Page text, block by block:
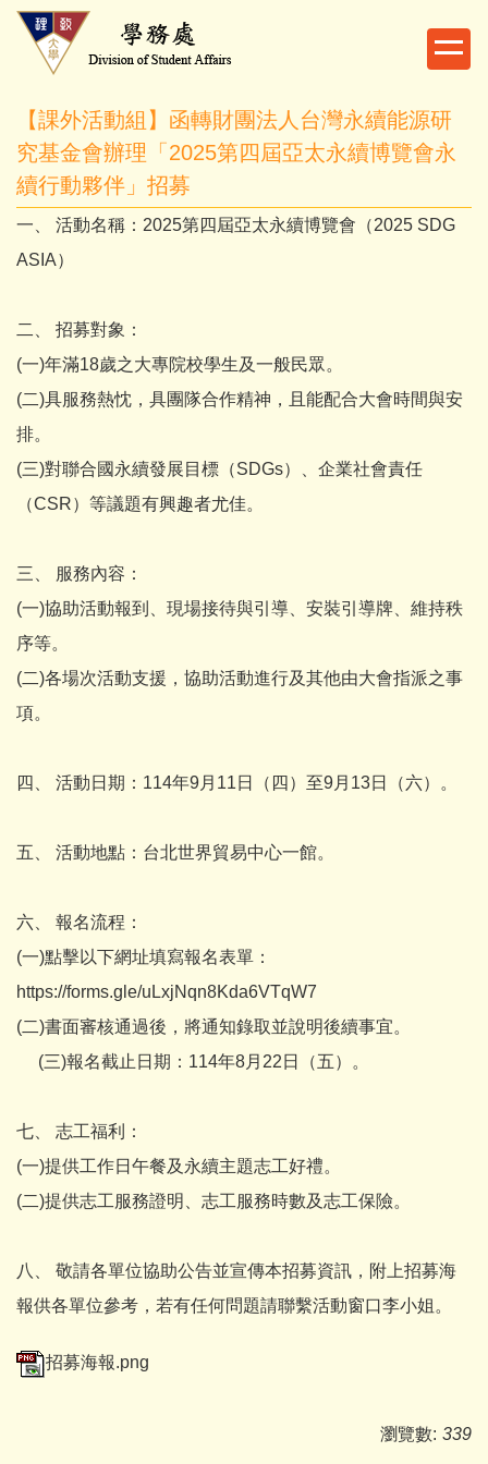
跳
容
區
【課外活動組】函轉財團法人台灣永續能源研
究基金會辦理「2025第四屆亞太永續博覽會永
續行動夥伴」招募
一、 活動名稱：2025第四屆亞太永續博覽會（2025 SDG
ASIA）
二、 招募對象：
(一)年滿18歲之大專院校學生及一般民眾。
(二)具服務熱忱，具團隊合作精神，且能配合大會時間與安
排。
(三)對聯合國永續發展目標（SDGs）、企業社會責任
（CSR）等議題有興趣者尤佳。
三、 服務內容：
(一)協助活動報到、現場接待與引導、安裝引導牌、維持秩
序等。
(二)各場次活動支援，協助活動進行及其他由大會指派之事
項。
四、 活動日期：114年9月11日（四）至9月13日（六）。
五、 活動地點：台北世界貿易中心一館。
六、 報名流程：
(一)點擊以下網址填寫報名表單：
https://forms.gle/uLxjNqn8Kda6VTqW7
(二)書面審核通過後，將通知錄取並說明後續事宜。
(三)報名截止日期：114年8月22日（五）。
七、 志工福利：
(一)提供工作日午餐及永續主題志工好禮。
(二)提供志工服務證明、志工服務時數及志工保險。
八、 敬請各單位協助公告並宣傳本招募資訊，附上招募海
報供各單位參考，若有任何問題請聯繫活動窗口李小姐。
招募海報.png
瀏覽數: 339